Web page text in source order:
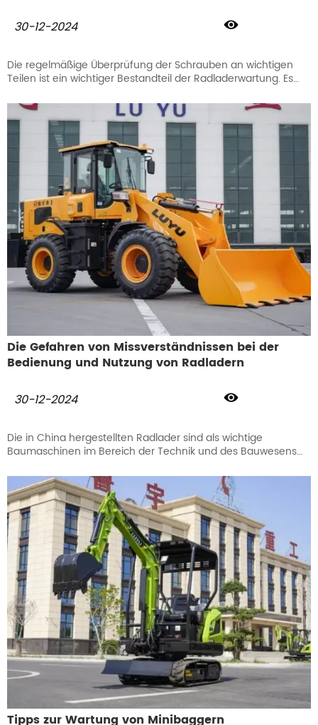
30-12-2024

Die regelmäßige Überprüfung der Schrauben an wichtigen
Teilen ist ein wichtiger Bestandteil der Radladerwartung. Es
verwenden und die Schrauben in der richtigen Reihenfolge
und gemäß den Empfehlungen und Vorschriften des
Radladerherstellers anzuziehen. Gleichzeitig sollte der
Anzugszustand der Schrauben regelmäßig überprüft werden,
und lose oder beschädigte Schrauben sollten rechtzeitig
entdeckt und behoben werden, um die Sicherheit des Laders
zu gewährleisten. Wenn die Schrauben in wichtigen Teilen
locker sind, kann man während des Betriebs deutlich spüren,
dass der Radlader wackelt oder ungewöhnliche Geräusche
macht. Langfristige Vernachlässigung kann zu
Sicherheitsunfällen und Sachschäden führen. Wenn das neue
Fahrzeug 100 Betriebsstunden gelaufen ist, müssen die
Schrauben der wichtigsten Teile auf ihr Anzugsdrehmoment
überprüft werden, und dann sollte das Anzugsdrehmoment
alle 500 Betriebsstunden erneut überprüft werden.
Die Gefahren von Missverständnissen bei der
Bedienung und Nutzung von Radladern
30-12-2024

Die in China hergestellten Radlader sind als wichtige
Baumaschinen im Bereich der Technik und des Bauwesens
Erdbewegungsprojekten eingesetzt. Doch trotz der
beeindruckenden Funktionen und der Effizienz der Lader
übersehen wir in der Praxis oft einige wichtige
Missverständnisse bei der Nutzung. Diese Missverständnisse
können nicht nur zu Ausfällen und Leistungseinbußen führen,
sondern auch die Risiken für die Betriebssicherheit erhöhen.
Daher ist es wichtig, diese häufigen Missverständnisse beim
Einsatz von Radladern zu verstehen und zu vermeiden.
Tipps zur Wartung von Minibaggern